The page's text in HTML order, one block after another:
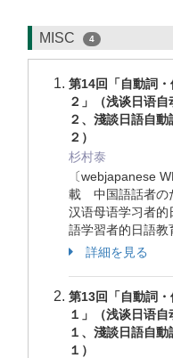
MISC 4
第14回「自動詞
２」（浅谈日语
２、淺談日語自
２）
杉村泰
〔webjapanese
載 中国語話者の
汉语母语学习者
語学習者的日語
詳細を見る
第13回「自動詞
１」（浅谈日语
１、淺談日語自
１）